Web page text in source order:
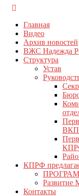
Перейти
содержимому
Главная
Видео
Архив новостей
ВЖС Надежда
Структура
Устав
ВКП
КПРФ
Развитие
Контакты